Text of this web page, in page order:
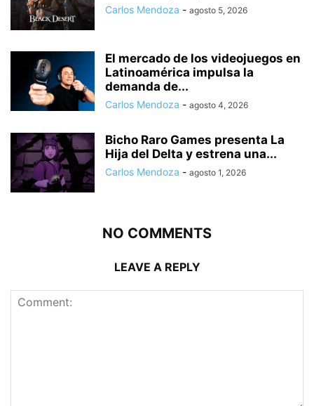
Carlos Mendoza - agosto 5, 2026
El mercado de los videojuegos en
Latinoamérica impulsa la
demanda de...
Carlos Mendoza - agosto 4, 2026
Bicho Raro Games presenta La
Hija del Delta y estrena una...
Carlos Mendoza - agosto 1, 2026
NO COMMENTS
LEAVE A REPLY